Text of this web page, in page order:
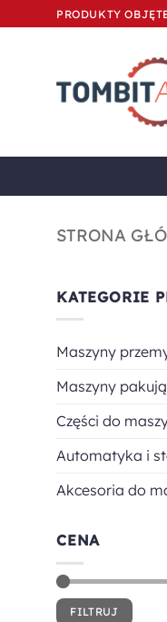
do
PRODUKTY
STRONA
KATEGORIE
Maszyny
Maszyny
Części do
Automatyka i
Akcesoria do
CENA
Cena
min
Cena
maxFILTRUJ